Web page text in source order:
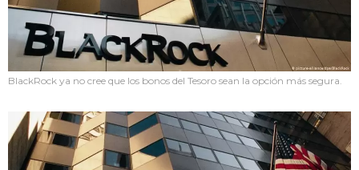
BlackRock ya no cree que los bonos del Tesoro sean la opción más segura.